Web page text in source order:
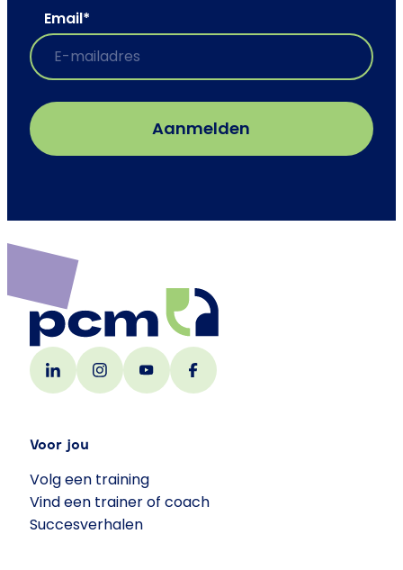
Email*
Voor jou
Volg een training
Vind een trainer of coach
Succesverhalen